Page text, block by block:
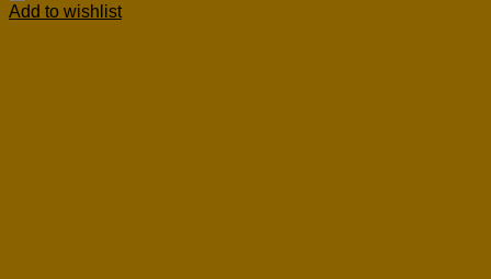
Add to wishlist